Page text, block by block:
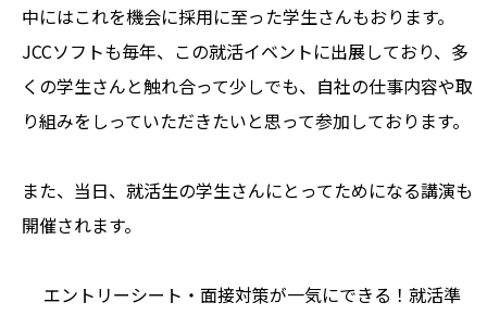
中にはこれを機会に採用に至った学生さんもおります。
JCCソフトも毎年、この就活イベントに出展しており、多
くの学生さんと触れ合って少しでも、自社の仕事内容や取
り組みをしっていただきたいと思って参加しております。
また、当日、就活生の学生さんにとってためになる講演も
開催されます。
エントリーシート・面接対策が一気にできる！就活準